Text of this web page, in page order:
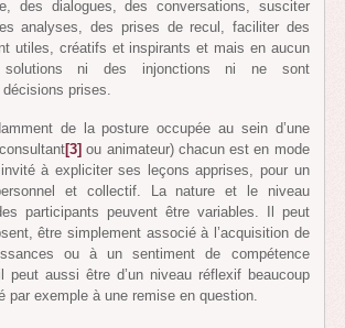
des dialogues, des conversations, susciter
analyses, des prises de recul, faciliter des
utiles, créatifs et inspirants et mais en aucun
solutions ni des injonctions ni ne sont
prises.
de la posture occupée au sein d’une
[3] ou animateur) chacun est en mode
à expliciter ses leçons apprises, pour un
et collectif. La nature et le niveau
participants peuvent être variables. Il peut
être simplement associé à l’acquisition de
ou à un sentiment de compétence
peut aussi être d’un niveau réflexif beaucoup
par exemple à une remise en question.